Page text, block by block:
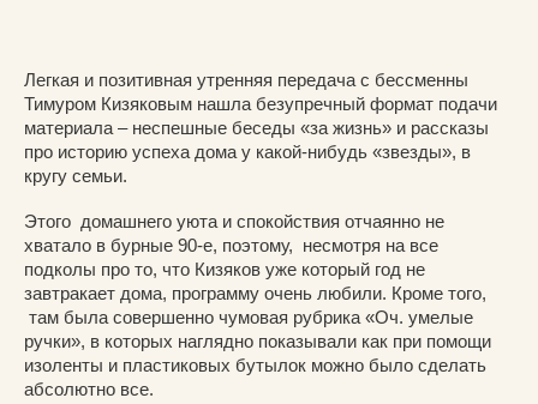
Легкая и позитивная утренняя передача с бессменны
Тимуром Кизяковым нашла безупречный формат подачи
материала – неспешные беседы «за жизнь» и рассказы
про историю успеха дома у какой-нибудь «звезды», в
кругу семьи.
Этого домашнего уюта и спокойствия отчаянно не
хватало в бурные 90-е, поэтому, несмотря на все
подколы про то, что Кизяков уже который год не
завтракает дома, программу очень любили. Кроме того,
там была совершенно чумовая рубрика «Оч. умелые
ручки», в которых наглядно показывали как при помощи
изоленты и пластиковых бутылок можно было сделать
абсолютно все.